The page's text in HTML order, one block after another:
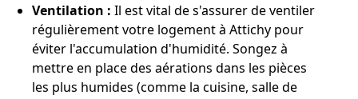
Ventilation : Il est vital de s'assurer de ventiler
régulièrement votre logement à Attichy pour
éviter l'accumulation d'humidité. Songez à
mettre en place des aérations dans les pièces
les plus humides (comme la cuisine, salle de